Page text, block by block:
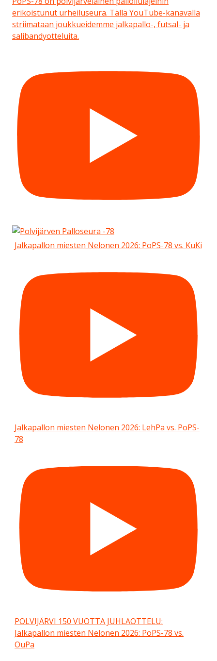
erikoistunut urheiluseura. Tällä YouTube-kanavalla
striimataan joukkueidemme jalkapallo-, futsal- ja
salibandyotteluita.
Jalkapallon miesten Nelonen 2026: PoPS-78 vs. KuKi
Jalkapallon miesten Nelonen 2026: LehPa vs. PoPS-
78
POLVIJÄRVI 150 VUOTTA JUHLAOTTELU:
Jalkapallon miesten Nelonen 2026: PoPS-78 vs.
OuPa